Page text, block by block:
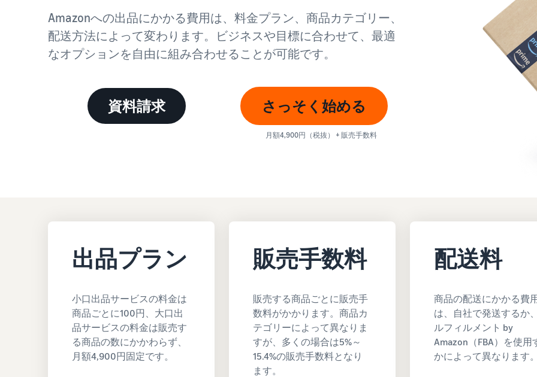
配送方法を決める
新規出品者向け特典
最大787.5万円還元
Amazonブランド登録(Brand Registry)
フルフィルメント by Amazon(FBA)
配送・返品・カスタマーサービスを代行
FBA配送代行手数料
FBA配送代行手数料を確認
費用の例
その他の費用
その他のオプションプログラム費用を確認
マルチチャネルサービス (MFC)
自社ECや他モールの注文もFBAで出荷
FBA在庫管理
Amazon直営の越境物流
中国-日本間海上輸送サービス
海外販売 (越境EC)
世界中のAmazonカスタマーに販売
Amazon 広告
タイムセール
タイムセールを活用した販売強化
ブランド構築ツール
ブランド保護と構築をサポート
FBA新商品特典
FBA新規出品で特典・割引を提供
JAPAN STORE プログラム
コンサルティングサービス
専任コンサルタントがビジネス拡大をサポート
Amazon出品者様の成功事例を紹介
商品登録のマニュアル
すべてのサポート資料を見る
ネットショップ開業の始め方は？
ネットショップを構築のヒントとコツを紹介
マーケットプレイスとは？
配送代行サービスとは？
配送・返品・カスタマー対応を外注する方法
ブランドの立ち上げステップと事例紹介
よくある質問（FAQ）
Amazonへの出品にかかる費用は、料金プラン、商品カテゴリー、
配送方法によって変わります。ビジネスや目標に合わせて、最適
なオプションを自由に組み合わせることが可能です。
資料請求 さっそく始める
月額4,900円（税抜） + 販売手数料
出品プラン
小口出品サービスの料金は
商品ごとに100円、大口出
品サービスの料金は販売す
る商品の数にかかわらず、
月額4,900円固定です。
販売手数料
販売する商品ごとに販売手
数料がかかります。商品カ
テゴリーによって異なりま
すが、多くの場合は5%～
15.4%の販売手数料となり
ます。
配送料
商品の配送にかかる費
は、自社で発送するか
ルフィルメント by
Amazon（FBA）を使用
かによって異なります。